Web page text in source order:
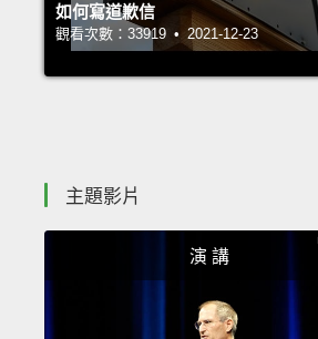
如何寫道歉信
觀看次數：33919 • 2021-12-23
主題影片
演 講